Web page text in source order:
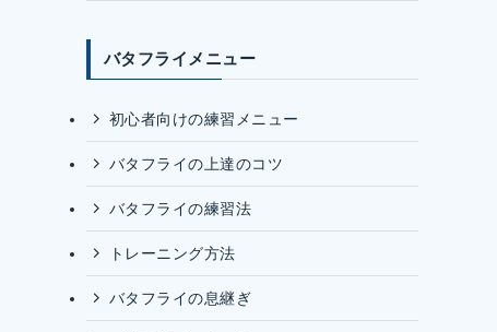
バタフライメニュー
初心者向けの練習メニュー
バタフライの上達のコツ
バタフライの練習法
トレーニング方法
バタフライの息継ぎ